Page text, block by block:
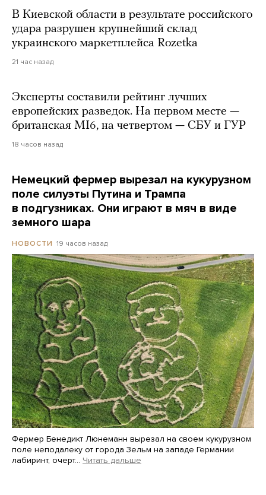
В Киевской области в результате российского
удара разрушен крупнейший склад
украинского маркетплейса Rozetka
21 час назад
Эксперты составили рейтинг лучших
европейских разведок. На первом месте —
британская MI6, на четвертом — СБУ и ГУР
18 часов назад
Немецкий фермер вырезал на кукурузном
поле силуэты Путина и Трампа
в подгузниках. Они играют в мяч в виде
земного шара
НОВОСТИ 19 часов назад
Фермер Бенедикт Люнеманн вырезал на своем кукурузном
поле неподалеку от города Зельм на западе Германии
лабиринт, очерт… Читать дальше